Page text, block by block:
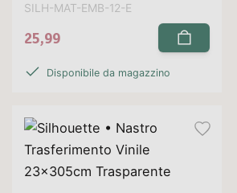
SILH-MAT-EMB-12-E
25,99
Disponibile da magazzino